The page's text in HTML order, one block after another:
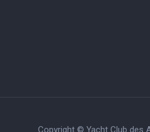
Copyright © Yacht Club des